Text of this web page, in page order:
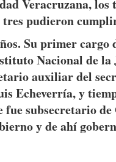
Veracruzana,
pudieron
Su primer cargo
Nacional de
auxiliar del
Echeverría, y
subsecretario
y de ahí